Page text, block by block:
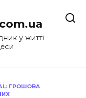
у житті
ГРОШОВА